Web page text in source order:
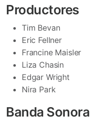
Productores
Tim Bevan
Eric Fellner
Francine Maisler
Liza Chasin
Edgar Wright
Nira Park
Banda Sonora